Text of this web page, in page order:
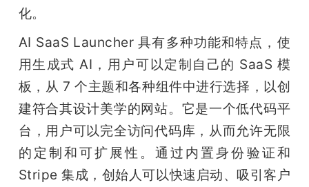
化。
AI SaaS Launcher 具有多种功能和特点，使
用生成式 AI，用户可以定制自己的 SaaS 模
板，从 7 个主题和各种组件中进行选择，以创
建符合其设计美学的网站。它是一个低代码平
台，用户可以完全访问代码库，从而允许无限
的定制和可扩展性。通过内置身份验证和
Stripe 集成，创始人可以快速启动、吸引客户